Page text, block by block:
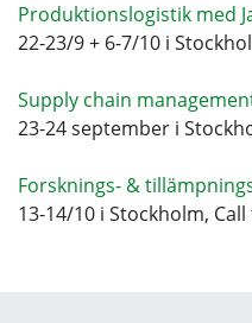
Produktionslogistik med
22-23/9 + 6-7/10 i
Supply chain
23-24 september i
Forsknings- &
13-14/10 i Stockholm,